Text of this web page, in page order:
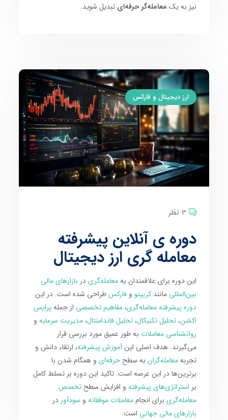
نیز به یک معامله‌گر حرفه‌ای تبدیل شوید.
ارز دیجیتال و فارکس
3 نظر
دوره ی آنلاین پیشرفته
معامله گری ارز دیجیتال
این دوره برای علاقمندان بهمعامله‌گریدر بازارهای مالی
بین‌المللی مانندکریپتو وفارکسطراحی شده است. در این
دوره پیشرفته معامله‌گری،مفاهیم تخصصی از جملهپرایس
اکشن،تحلیل تکنیکال،تحلیل فاندامنتال،مدیریت سرمایه و
روانشناسی معاملات به طور عمیق مورد بررسی قرار
می‌گیرند. هدف اصلی اینآموزش پیشرفته، ارتقاء دانش و
تجربهمعامله‌گران به سطححرفه‌ای و همگام شدن با
برترین‌ها در این عرصه است. تاکید این دوره بر تسلط کامل
بر استراتژی‌های پیشرفته و افزایش سطحتخصص
معامله‌گری برای انجاممعاملات موفقانه و سودآوردر
بازارهای مالی جهانی است.